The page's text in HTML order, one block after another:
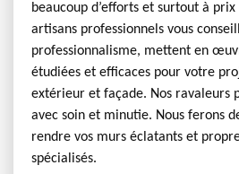
beaucoup d’efforts et surtout à
artisans professionnels vous
professionnalisme, mettent en
étudiées et efficaces pour votre
extérieur et façade. Nos ravaleurs
avec soin et minutie. Nous ferons
rendre vos murs éclatants et
spécialisés.